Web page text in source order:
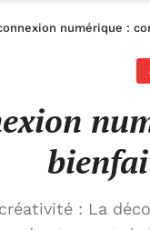
numérique :
: La